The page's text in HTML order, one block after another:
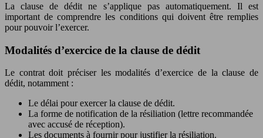
La clause de dédit ne s’applique pas automatiquement. Il est
important de comprendre les conditions qui doivent être remplies
pour pouvoir l’exercer.
Modalités d’exercice de la clause de dédit
Le contrat doit préciser les modalités d’exercice de la clause de
dédit, notamment :
Le délai pour exercer la clause de dédit.
La forme de notification de la résiliation (lettre recommandée
avec accusé de réception).
Les documents à fournir pour justifier la résiliation.